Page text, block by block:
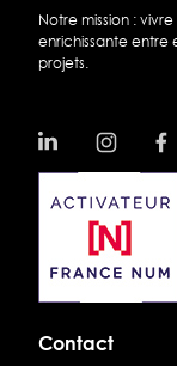
Notre mission :
enrichissante entre
projets.
Contact